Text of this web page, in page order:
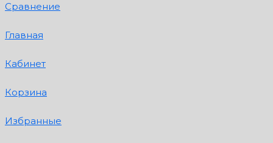
Сравнение
Главная
Кабинет
Корзина
Избранные